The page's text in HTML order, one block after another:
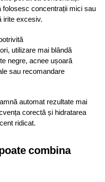
folosesc concentrații mici sau
irite excesiv.
utilizare mai blândă
negre, acnee ușoară
sau recomandare
automat rezultate mai
corectă și hidratarea
ridicat.
combina